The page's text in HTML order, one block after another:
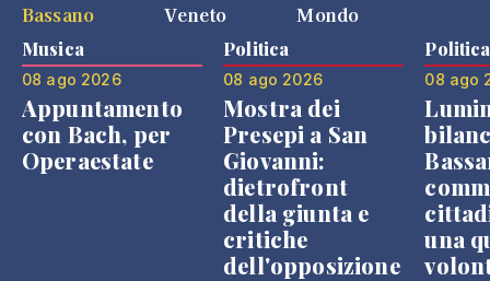
Bassano
Veneto Mondo
Musica
08 ago 2026
Appuntamento
con Bach, per
Operaestate
Politica
08 ago 2026
Mostra dei
Presepi a San
Giovanni:
dietrofront
della giunta e
critiche
dell'opposizione
Politica
08 ago
una